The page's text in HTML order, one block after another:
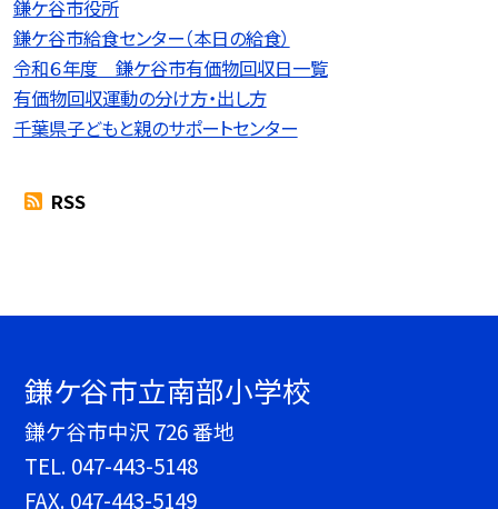
鎌ケ谷市役所
鎌ケ谷市給食センター（本日の給食）
令和６年度 鎌ケ谷市有価物回収日一覧
有価物回収運動の分け方・出し方
千葉県子どもと親のサポートセンター
RSS
鎌ケ谷市立南部小学校
鎌ケ谷市中沢 726 番地
TEL. 047-443-5148
FAX. 047-443-5149